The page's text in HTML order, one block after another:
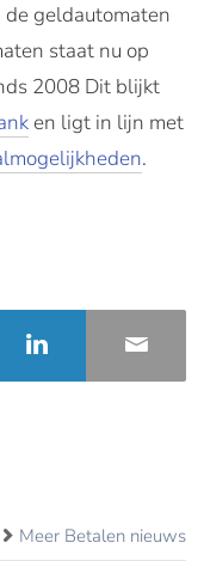
geldautomaten
staat nu op
2008 Dit blijkt
en ligt in lijn met
.
Meer Betalen nieuws